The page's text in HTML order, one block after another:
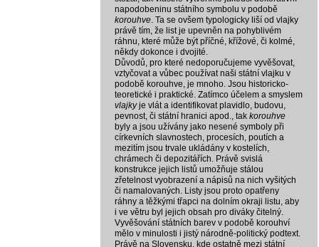
napodobeninu státního symbolu v podobě
korouhve . Ta se ovšem typologicky liší od vlajky
právě tím, že list je upevněn na pohyblivém
ráhnu, které může být příčné, křížové, či kolmé,
někdy dokonce i dvojité.
Důvodů, pro které nedoporučujeme vyvěšovat,
vztyčovat a vůbec používat naši státní vlajku v
podobě korouhve, je mnoho. Jsou historicko-
teoretické i praktické. Zatímco účelem a smyslem
vlajkyje vlát a identifikovat plavidlo, budovu,
pevnost, či státní hranici apod., takkorouhve
byly a jsou užívány jako nesené symboly při
církevních slavnostech, procesích, poutích a
mezitím jsou trvale ukládány v kostelích,
chrámech či depozitářích. Právě svislá
konstrukce jejich listů umožňuje stálou
zřetelnost vyobrazení a nápisů na nich vyšitých
či namalovaných. Listy jsou proto opatřeny
ráhny a těžkými třapci na dolním okraji listu, aby
i ve větru byl jejich obsah pro diváky čitelný.
Vyvěšování státních barev v podobě korouhví
mělo v minulosti i jistý národně-politický podtext.
Právě na Slovensku, kde ostatně mezi státní